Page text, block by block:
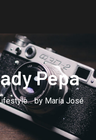
Pepa
by María José